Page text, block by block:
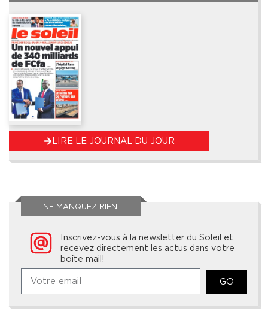
LIRE LE JOURNAL DU JOUR
NE MANQUEZ RIEN!
Inscrivez-vous à la newsletter du Soleil et
recevez directement les actus dans votre
boîte mail!
GO